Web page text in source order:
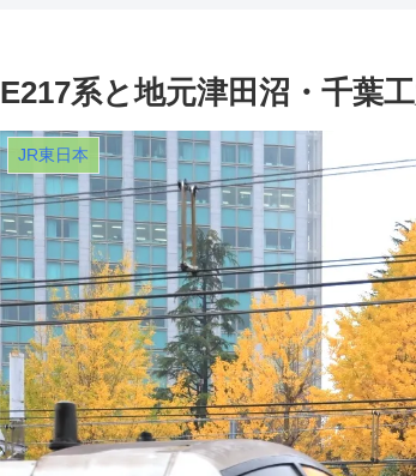
E217系と地元津田沼・千葉
JR東日本